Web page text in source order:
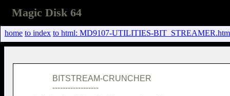
Magic Disk 64
home to index to html: MD9107-UTILITIES-
          BITSTREAM-CRUNCHER